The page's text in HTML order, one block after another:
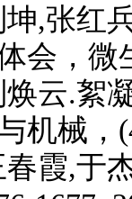
坤,张红
会，微
云.絮
机械，
霞,于